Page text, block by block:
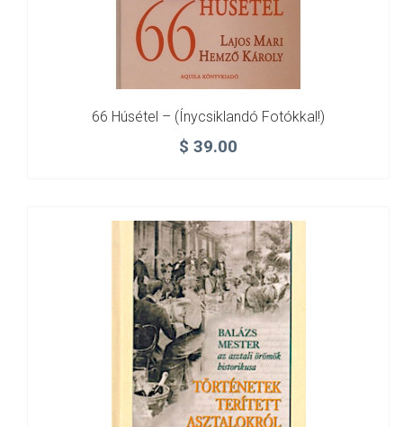
66 Húsétel – (ínycsiklandó Fotókkal!)
$ 39.00